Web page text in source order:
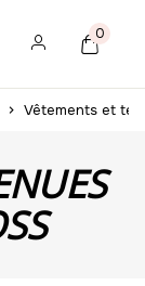
0
Vêtements et